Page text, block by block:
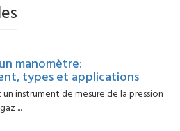
manomètre:
types et applications
instrument de mesure de la pression
...